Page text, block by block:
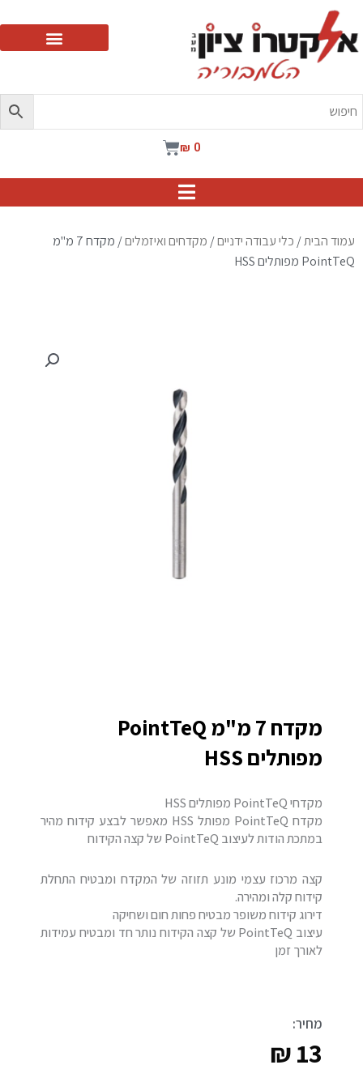
₪ 0
עגלת
עמוד הבית/ כלי עבודה ידניים/ מקדחים ואיזמלים
/ מקדח 7 מ"מ
PointTeQ מפותלים HSS
מקדח 7 מ"מ PointTeQ
מפותלים HSS
מקדחי PointTeQ מפותלים HSS
מקדח PointTeQ מפותל HSS מאפשר לבצע קידוח מהיר
במתכת הודות לעיצוב PointTeQ של קצה הקידוח
קצה מרכוז עצמי מונע תזוזה של המקדח ומבטיח התחלת
קידוח קלה ומהירה.
דירוג קידוח משופר מבטיח פחות חום ושחיקה
עיצוב PointTeQ של קצה הקידוח נותר חד ומבטיח עמידות
לאורך זמן
מחיר:
₪13